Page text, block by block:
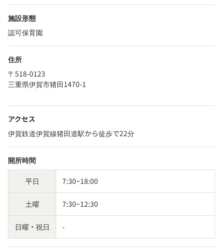
施設形態
認可保育園
住所
〒518-0123
三重県伊賀市猪田1470-1
アクセス
伊賀鉄道伊賀線猪田道駅から徒歩で22分
開所時間
平日 7:30~18:00
土曜 7:30~12:30
日曜・祝日 -